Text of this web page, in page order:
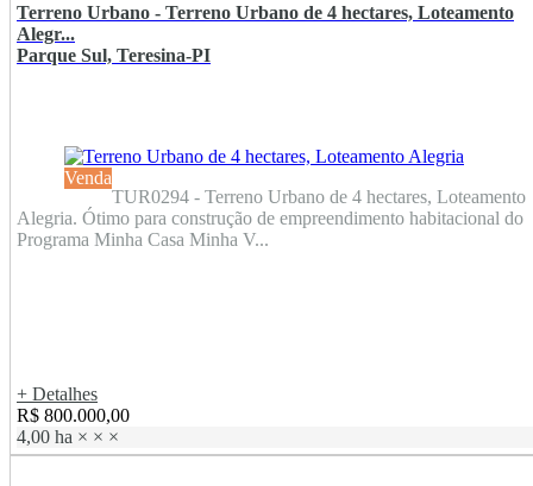
Terreno Urbano - Terreno Urbano de 4 hectares, Loteamento
Alegr...
Parque Sul, Teresina-PI
Venda
TUR0294 - Terreno Urbano de 4 hectares, Loteamento
Alegria. Ótimo para construção de empreendimento habitacional do
Programa Minha Casa Minha V...
+ Detalhes
R$ 800.000,00
4,00 ha × × ×